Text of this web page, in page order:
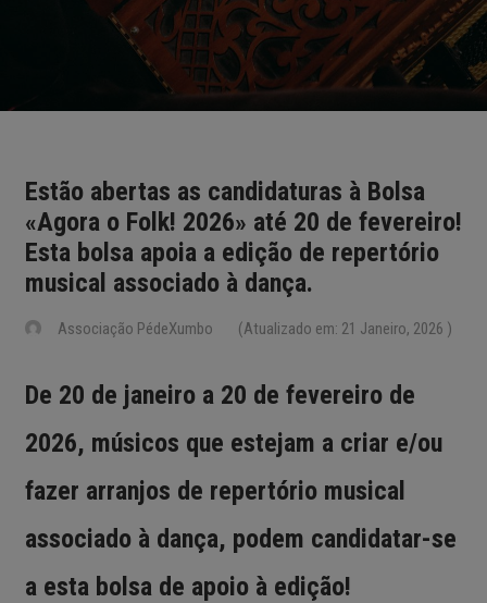
Estão abertas as candidaturas à Bolsa
«Agora o Folk! 2026» até 20 de fevereiro!
Esta bolsa apoia a edição de repertório
musical associado à dança.
Associação PédeXumbo (Atualizado em: 21 Janeiro, 2026 )
De 20 de janeiro a 20 de fevereiro de
2026, músicos que estejam a criar e/ou
fazer arranjos de repertório musical
associado à dança, podem candidatar-se
a esta bolsa de apoio à edição!